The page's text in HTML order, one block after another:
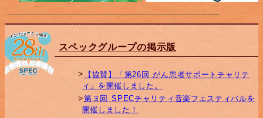
スペックグループの掲示版
【協賛】「第26回 がん患者サポートチャリテ
ィ」を開催しました。
第３回 SPECチャリティ音楽フェスティバルを
開催しました！